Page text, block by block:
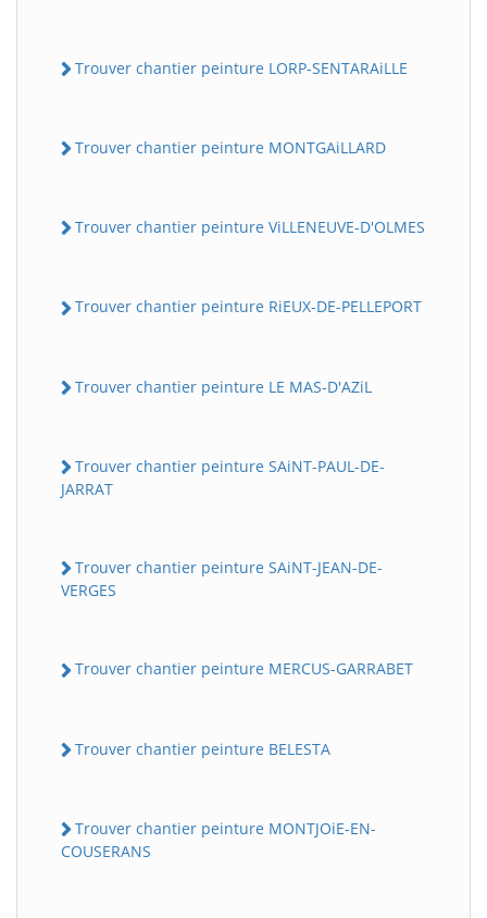
Trouver chantier peinture LORP-SENTARAiLLE
Trouver chantier peinture MONTGAiLLARD
Trouver chantier peinture ViLLENEUVE-D'OLMES
Trouver chantier peinture RiEUX-DE-PELLEPORT
Trouver chantier peinture LE MAS-D'AZiL
Trouver chantier peinture SAiNT-PAUL-DE-
JARRAT
Trouver chantier peinture SAiNT-JEAN-DE-
VERGES
Trouver chantier peinture MERCUS-GARRABET
Trouver chantier peinture BELESTA
Trouver chantier peinture MONTJOiE-EN-
COUSERANS